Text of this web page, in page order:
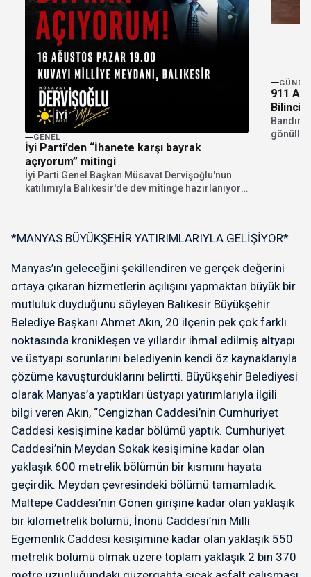
GENEL
İyi Parti’den “İhanete karşı bayrak
açıyorum” mitingi
İyi Parti Genel Başkan Müsavat Dervişoğlu'nun
katılımıyla Balıkesir'de dev mitinge hazırlanıyor.
911
Bilinci
*MANYAS BÜYÜKŞEHİR YATIRIMLARIYLA GELİŞİYOR*
Manyas’ın geleceğini şekillendiren ve gerçek değerini
ortaya çıkaran hizmetlerin açılışını yapmaktan büyük bir
mutluluk duyduğunu söyleyen Balıkesir Büyükşehir
Belediye Başkanı Ahmet Akın, 20 ilçenin pek çok farklı
noktasında kronikleşen ve yıllardır ihmal edilmiş altyapı
ve üstyapı sorunlarını belediyenin kendi öz kaynaklarıyla
çözüme kavuşturduklarını belirtti. Büyükşehir Belediyesi
olarak Manyas’a yaptıkları üstyapı yatırımlarıyla ilgili
bilgi veren Akın, “Cengizhan Caddesi’nin Cumhuriyet
Caddesi kesişimine kadar bölümü yaptık. Cumhuriyet
Caddesi’nin Meydan Sokak kesişimine kadar olan
yaklaşık 600 metrelik bölümün bir kısmını hayata
geçirdik. Meydan çevresindeki bölümü tamamladık.
Maltepe Caddesi’nin Gönen girişine kadar olan yaklaşık
bir kilometrelik bölümü, İnönü Caddesi’nin Milli
Egemenlik Caddesi kesişimine kadar olan yaklaşık 550
metrelik bölümü olmak üzere toplam yaklaşık 2 bin 370